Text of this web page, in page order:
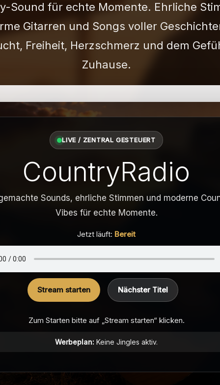
Sound für echte Momente. Ehrliche
Gitarren und Songs voller
Freiheit, Herzschmerz und dem
Zuhause.
LIVE / ZENTRAL GESTEUERT
CountryRadio
Sounds, ehrliche Stimmen und moderne
Vibes für echte Momente.
Jetzt läuft: Bereit
Stream starten Nächster Titel
Zum Starten bitte auf „Stream starten“ klicken.
Werbeplan: Keine Jingles aktiv.